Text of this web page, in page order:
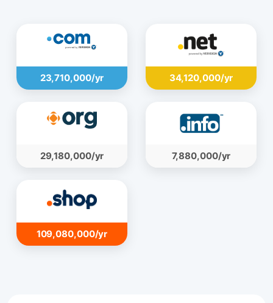
23,710,000/yr 34,120,000/yr
29,180,000/yr 7,880,000/yr
109,080,000/yr